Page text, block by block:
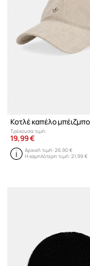
Τρέχουσα τιμή:
19,99 €
Αρχική τιμή:26,90 €
Η χαμηλότερη τιμή:21,99 €